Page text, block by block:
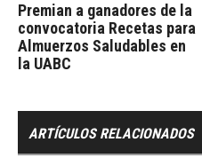
Premian a ganadores de la
convocatoria Recetas para
Almuerzos Saludables en
la UABC
ARTÍCULOS RELACIONADOS